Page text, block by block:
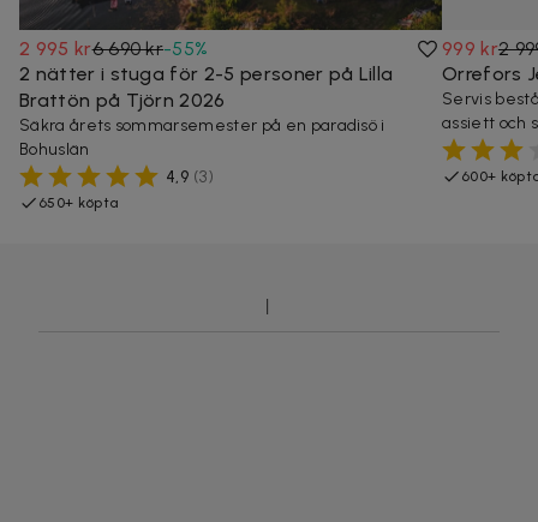
2 995 kr6 690 kr-55%
2 nätter i stuga för 2-5 personer på Lilla
Brattön på Tjörn 2026
Säkra årets sommarsemester på en paradisö i
Bohuslän
4,9 (3)
650+ köpta
999 kr2
Orrefors
Servis
assiett och
600+